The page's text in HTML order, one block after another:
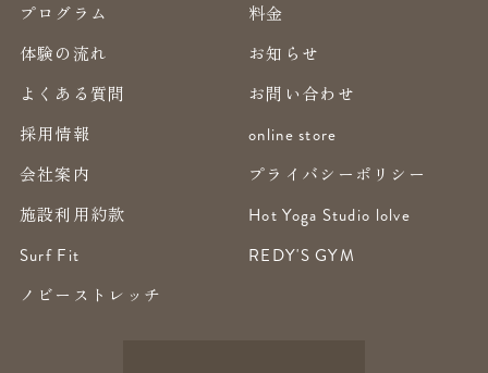
プログラム
料金
体験の流れ
お知らせ
よくある質問
お問い合わせ
採用情報
online store
会社案内
プライバシーポリシー
施設利用約款
Hot Yoga Studio lolve
Surf Fit
REDY'S GYM
ノビーストレッチ